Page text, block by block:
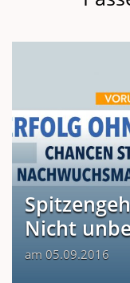
Nicht
am 05.09.2016